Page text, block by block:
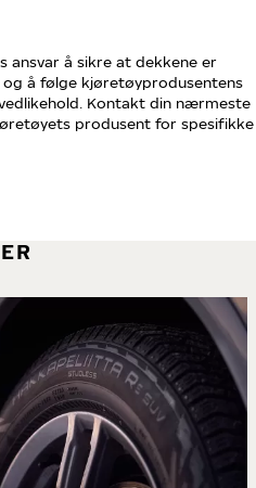
ansvar å sikre at dekkene er
å følge kjøretøyprodusentens
Kontakt din nærmeste
produsent for spesifikke